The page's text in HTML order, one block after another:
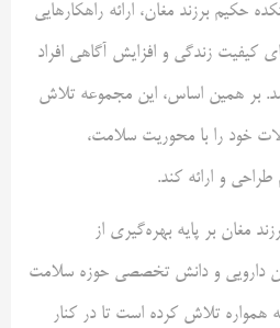
حکیم برزند مغان، ارائه راهکارهایی
کیفیت زندگی و افزایش آگاهی افراد
بر همین اساس، این مجموعه تلاش
خود را با محوریت سلامت،
و ارائه کند.
مغان بر پایه بهره‌گیری از
دارویی و دانش تخصصی حوزه سلامت
تلاش کرده است تا در کنار